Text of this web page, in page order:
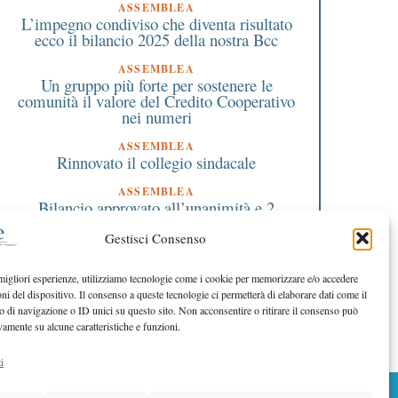
Gestisci Consenso
esperienze, utilizziamo tecnologie come i cookie per memorizzare e/o accedere
del dispositivo. Il consenso a queste tecnologie ci permetterà di elaborare dati come il
di navigazione o ID unici su questo sito. Non acconsentire o ritirare il consenso può
su alcune caratteristiche e funzioni.
ASSEMBLEA
L’impegno condiviso che diventa risultato
ecco il bilancio 2025 della nostra Bcc
ASSEMBLEA
Un gruppo più forte per sostenere le
comunità il valore del Credito Cooperativo
nei numeri
ASSEMBLEA
Rinnovato il collegio sindacale
ASSEMBLEA
Bilancio approvato all’unanimità e 2
EDITORIALE PRESIDENTE
Costruire futuro insieme